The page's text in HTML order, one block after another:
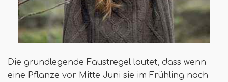
Die grundlegende Faustregel lautet, dass wenn
eine Pflanze vor Mitte Juni sie im Frühling nach